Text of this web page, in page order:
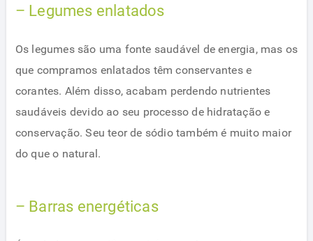
– Legumes enlatados
Os legumes são uma fonte saudável de energia, mas os
que compramos enlatados têm conservantes e
corantes. Além disso, acabam perdendo nutrientes
saudáveis devido ao seu processo de hidratação e
conservação. Seu teor de sódio também é muito maior
do que o natural.
– Barras energéticas